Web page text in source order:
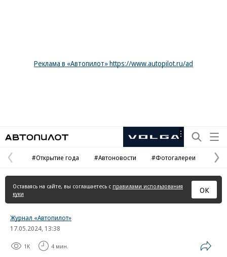
Реклама в «Автопилот» https://www.autopilot.ru/ad
Рекламная
Предыдущая
страница
#Открытие года #Автоновости #Фотогалереи
Оставаясь на сайте, вы соглашаетесь с правилами использования
куки
ОК
Журнал «Автопилот»
17.05.2024, 13:38
1K 4 мин.